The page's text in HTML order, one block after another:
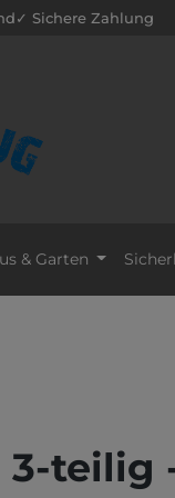
✓ Sichere Zahlung
& Garten
3-teilig